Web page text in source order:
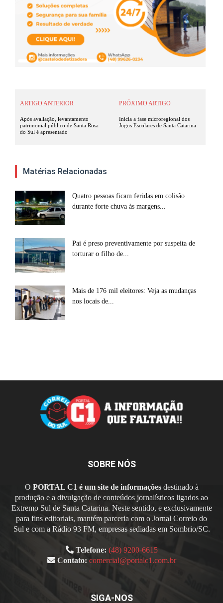
ARTIGO ANTERIOR
Após avaliação, levantamento
patrimonial público de Santa Rosa
do Sul é apresentado
PRÓXIMO ARTIGO
Inicia a fase microregional dos
Jogos Escolares de Santa Catarina
Matérias Relacionadas
Quatro pessoas ficam feridas em colisão
durante forte chuva às margens...
Pai é preso preventivamente por suspeita de
torturar o filho de...
Mais de 176 mil eleitores: Veja as mudanças
nos locais de...
SOBRE NÓS
O PORTAL C1 é um site de informaçõesdestinado à
produção e a divulgação de conteúdos jornalísticos ligados ao
Extremo Sul de Santa Catarina. Neste sentido, e exclusivamente
para fins editoriais, mantém parceria com o Jornal Correio do
Sul e com a Rádio 93 FM, empresas sediadas em Sombrio/SC.
Telefone: (48) 9200-6615
Contato: comercial@portalc1.com.br
SIGA-NOS